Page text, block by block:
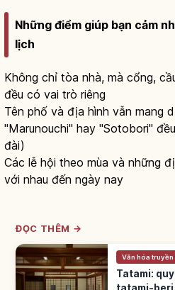
Những điểm giúp bạn cảm
lịch
Không chỉ tòa nhà, mà cổng,
đều có vai trò riêng
Tên phố và địa hình vẫn mang
"Marunouchi" hay "Sotobori"
đài)
Các lễ hội theo mùa và những
với nhau đến ngày nay
ĐỌC THÊM →
Văn hóa truyền
Tatami: